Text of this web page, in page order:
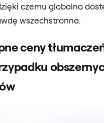
czemu globalna
wszechstronna.
ceny